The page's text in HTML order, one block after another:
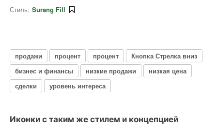
Стиль: Surang Fill
продажи процент процент
Кнопка Стрелка вниз
бизнес и финансы
низкие продажи
низкая цена
сделки
уровень интереса
Иконки с таким же стилем и концепцией